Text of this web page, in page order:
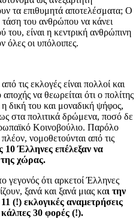
τα επιθυμητά αποτελέσματα; Ο
τάση του ανθρώπου να κάνει
του, είναι η κεντρική ανθρώπινη
όλες οι υπόλοιπες.
τις εκλογές είναι πολλοί και
να θεωρείται ότι ο πολίτης
δική του και μοναδική ψήφος,
στα πολιτικά δρώμενα, ποσό δε
Κοινοβούλιο. Παρόλο
νομοθετούνται από τις
10 Έλληνες επέλεξαν να
χώρας.
γεγονός ότι αρκετοί Έλληνες
ξανά και ξανά μιας και την
(!) εκλογικές αναμετρήσεις
κάλπες 30 φορές (!).